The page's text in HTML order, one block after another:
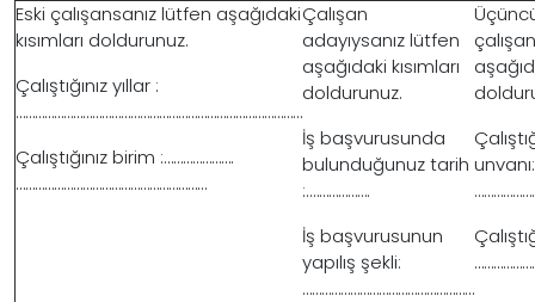
Eski çalışansanız lütfen aşağıdaki
kısımları doldurunuz.
Çalıştığınız yıllar :
………………………………………………………………………………
Çalıştığınız birim :………………….
……………………………………………………
Çalışan
adayıysanız lütfen
aşağıdaki kısımları
doldurunuz.
İş başvurusunda
bulunduğunuz tarih
:.……………….
İş başvurusunun
yapılış şekli:
………………………………………………
unvanı: